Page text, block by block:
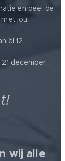
en deel de
jou.
12
december
wij alle